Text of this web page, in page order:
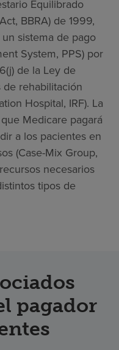
Equilibrado
BBRA) de 1999,
sistema de pago
System, PPS) por
de la Ley de
rehabilitación
Hospital, IRF). La
Medicare pagará
a los pacientes en
(Case-Mix Group,
necesarios
tipos de
pagador